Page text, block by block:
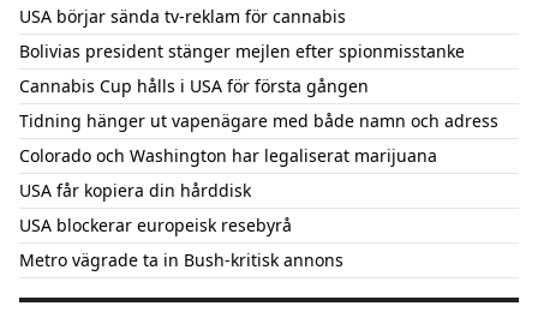
USA börjar sända tv-reklam för cannabis
Bolivias president stänger mejlen efter spionmisstanke
Cannabis Cup hålls i USA för första gången
Tidning hänger ut vapenägare med både namn och adress
Colorado och Washington har legaliserat marijuana
USA får kopiera din hårddisk
USA blockerar europeisk resebyrå
Metro vägrade ta in Bush-kritisk annons